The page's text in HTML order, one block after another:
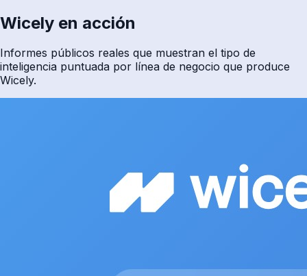
Wicely en acción
Informes públicos reales que muestran el tipo de
inteligencia puntuada por línea de negocio que produce
Wicely.